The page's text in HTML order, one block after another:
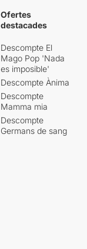
Ofertes
destacades
Descompte El
Mago Pop 'Nada
es imposible'
Descompte Ànima
Descompte
Mamma mia
Descompte
Germans de sang